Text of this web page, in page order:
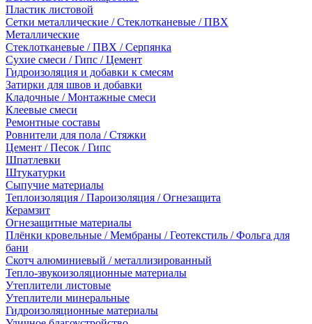
Пластик листовой
Сетки металлические / Стеклотканевые / ПВХ
Металлические
Стеклотканевые / ПВХ / Серпянка
Сухие смеси / Гипс / Цемент
Гидроизоляция и добавки к смесям
Затирки для швов и добавки
Кладочные / Монтажные смеси
Клеевые смеси
Ремонтные составы
Ровнители для пола / Стяжки
Цемент / Песок / Гипс
Шпатлевки
Штукатурки
Сыпучие материалы
Теплоизоляция / Пароизоляция / Огнезащита
Керамзит
Огнезащитные материалы
Плёнки кровельные / Мембраны / Геотекстиль / Фольга для
бани
Скотч алюминиевый / металлизированный
Тепло-звукоизоляционные материалы
Утеплители листовые
Утеплители минеральные
Гидроизоляционные материалы